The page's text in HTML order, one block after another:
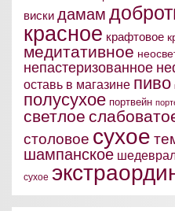
виски дамам
красное крафтовое
медитативное
непастеризованное
оставь в магазине пиво
полусухое портвейн
светлое
столовое сухое
шампанское
сухое